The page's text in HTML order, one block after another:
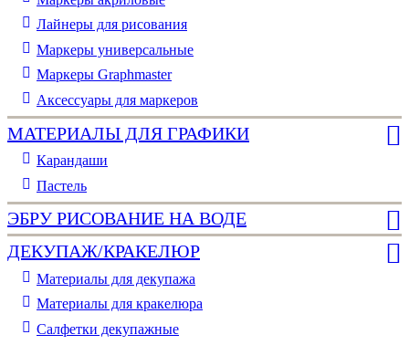
Лайнеры для рисования
Маркеры универсальные
Маркеры Graphmaster
Аксессуары для маркеров
МАТЕРИАЛЫ ДЛЯ ГРАФИКИ
Карандаши
Пастель
ЭБРУ РИСОВАНИЕ НА ВОДЕ
ДЕКУПАЖ/КРАКЕЛЮР
Материалы для декупажа
Материалы для кракелюра
Cалфетки декупажные